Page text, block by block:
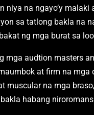
niya na ngayo’y
sa tatlong bakla na
ng mga burat sa
mga audtion masters
at firm na
muscular na mga
habang